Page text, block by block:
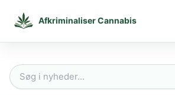
Afkriminaliser Cannabis
Søg